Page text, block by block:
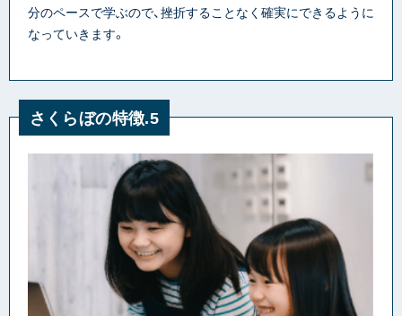
分のペースで学ぶので、挫折することなく確実にできるように
なっていきます。
さくらぼの特徴.5